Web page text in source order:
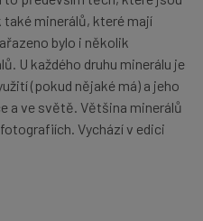
minerálů, které mají
bylo i několik
U každého druhu minerálu je
(pokud nějaké má) a jeho
a ve světě. Většina minerálů
Vychází v edici